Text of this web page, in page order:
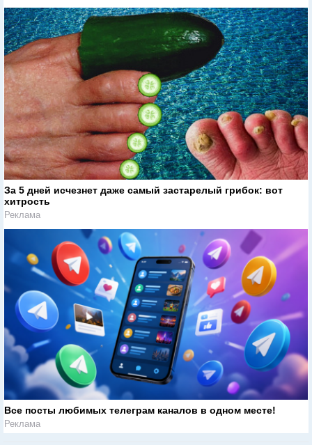
За 5 дней исчезнет даже самый застарелый грибок: вот
хитрость
Реклама
Все посты любимых телеграм каналов в одном месте!
Реклама